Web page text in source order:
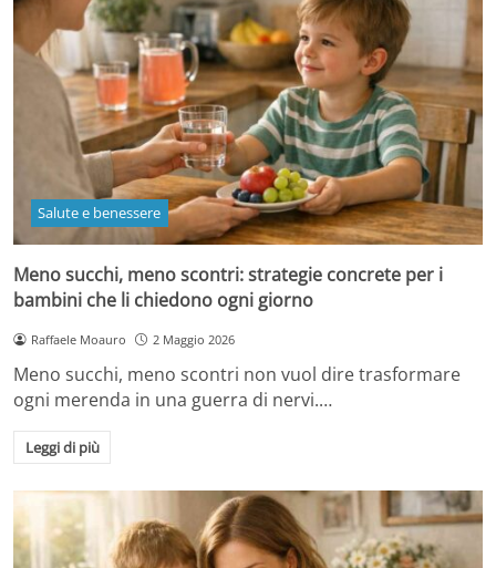
Salute e benessere
Meno succhi, meno scontri: strategie concrete per i
bambini che li chiedono ogni giorno
Raffaele Moauro 2 Maggio 2026
Meno succhi, meno scontri non vuol dire trasformare
ogni merenda in una guerra di nervi.…
Leggi di più